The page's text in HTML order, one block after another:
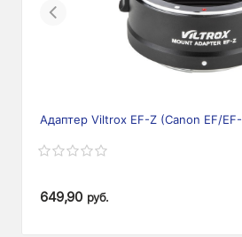
Previous
Адаптер Viltrox EF-Z (Canon EF/
649,90 руб.